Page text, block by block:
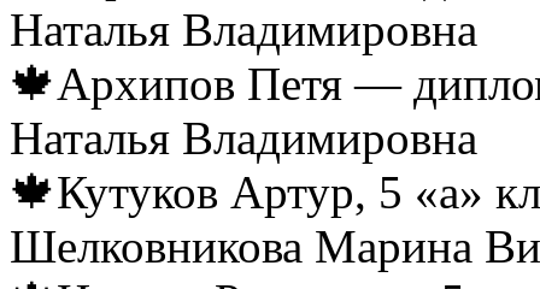
Наталья Владимировна
🍁Архипов Петя —
Наталья Владимировна
🍁Кутуков Артур, 5 «а»
Шелковникова Марина